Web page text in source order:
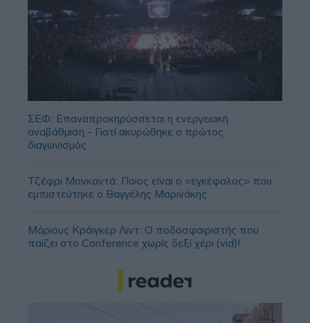
ΣΕΦ: Επαναπροκηρύσσεται η ενεργειακή
αναβάθμιση - Γιατί ακυρώθηκε ο πρώτος
διαγωνισμός
Τζέφρι Μονκαντά: Ποιος είναι ο «εγκέφαλος» που
εμπιστεύτηκε ο Βαγγέλης Μαρινάκης
Μάριους Κράιγκερ Λιντ: Ο ποδοσφαιριστής που
παίζει στο Conference χωρίς δεξί χέρι (vid)!